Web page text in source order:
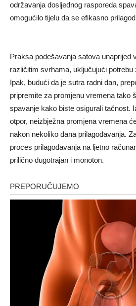
održavanja dosljednog rasporeda
omogućilo tijelu da se efikasno
Praksa podešavanja satova unaprijed
različitim svrhama, uključujući potrebu
Ipak, budući da je sutra radni dan,
pripremite za promjenu vremena tako
spavanje kako biste osigurali tačnost.
otpor, neizbježna promjena vremena
nakon nekoliko dana prilagođavanja.
proces prilagođavanja na ljetno
prilično dugotrajan i monoton.